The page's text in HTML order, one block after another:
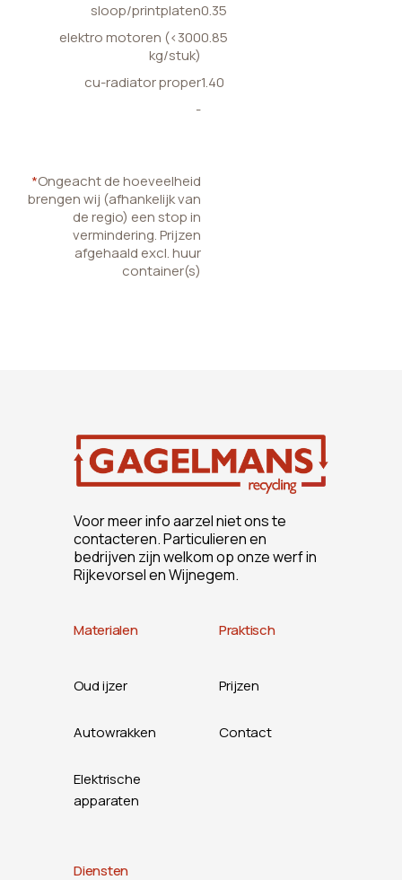
sloop/printplaten0.35
elektro motoren (<300
kg/stuk)
0.85
cu-radiator proper1.40
-
*Ongeacht de hoeveelheid
brengen wij (afhankelijk van
de regio) een stop in
vermindering. Prijzen
afgehaald excl. huur
container(s)
Voor meer info aarzel niet ons te
contacteren. Particulieren en
bedrijven zijn welkom op onze werf in
Rijkevorsel en Wijnegem.
Materialen
Oud ijzer
Autowrakken
Elektrische
apparaten
Praktisch
Prijzen
Contact
Diensten